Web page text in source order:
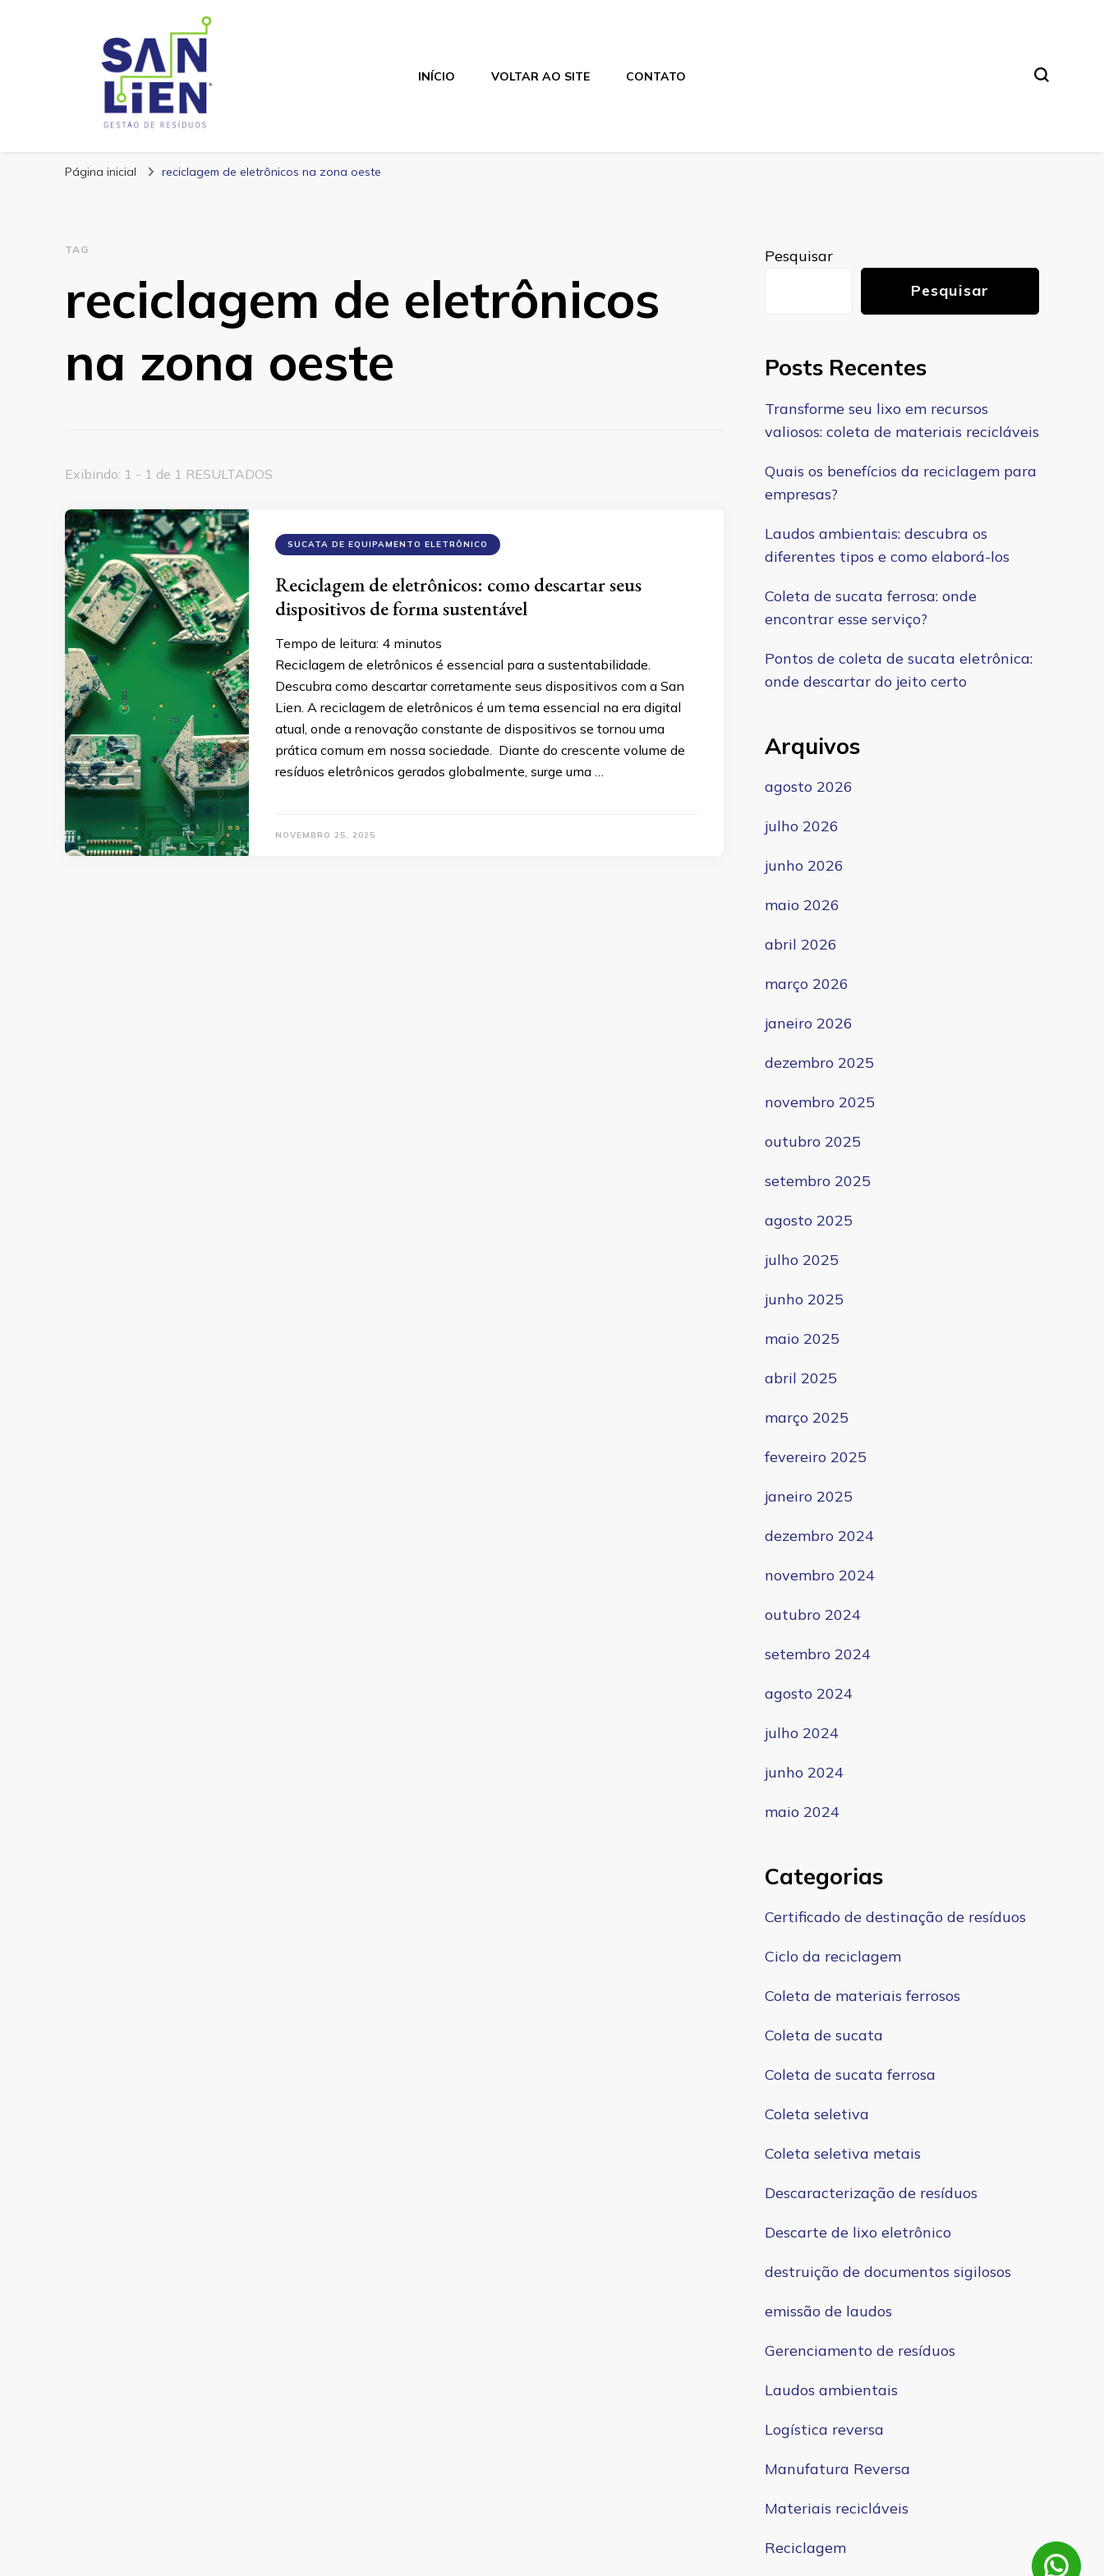
San Lien
INÍCIO VOLTAR AO SITE CONTATO
Página inicial reciclagem de eletrônicos na zona oeste
TAG
reciclagem de eletrônicos
na zona oeste
Exibindo: 1 - 1 de 1 RESULTADOS
SUCATA DE EQUIPAMENTO ELETRÔNICO
Reciclagem de eletrônicos: como descartar seus
dispositivos de forma sustentável
Tempo de leitura: 4 minutos
Reciclagem de eletrônicos é essencial para a sustentabilidade.
Descubra como descartar corretamente seus dispositivos com a San
Lien. A reciclagem de eletrônicos é um tema essencial na era digital
atual, onde a renovação constante de dispositivos se tornou uma
prática comum em nossa sociedade. Diante do crescente volume de
resíduos eletrônicos gerados globalmente, surge uma …
NOVEMBRO 25, 2025
Pesquisar
Pesquisar
Posts Recentes
Transforme seu lixo em recursos
valiosos: coleta de materiais recicláveis
Quais os benefícios da reciclagem para
empresas?
Laudos ambientais: descubra os
diferentes tipos e como elaborá-los
Coleta de sucata ferrosa: onde
encontrar esse serviço?
Pontos de coleta de sucata eletrônica:
onde descartar do jeito certo
Arquivos
agosto 2026
julho 2026
junho 2026
maio 2026
abril 2026
março 2026
janeiro 2026
dezembro 2025
novembro 2025
outubro 2025
setembro 2025
agosto 2025
julho 2025
junho 2025
maio 2025
abril 2025
março 2025
fevereiro 2025
janeiro 2025
dezembro 2024
novembro 2024
outubro 2024
setembro 2024
agosto 2024
julho 2024
junho 2024
maio 2024
Categorias
Certificado de destinação de resíduos
Ciclo da reciclagem
Coleta de materiais ferrosos
Coleta de sucata
Coleta de sucata ferrosa
Coleta seletiva
Coleta seletiva metais
Descaracterização de resíduos
Descarte de lixo eletrônico
destruição de documentos sigilosos
emissão de laudos
Gerenciamento de resíduos
Laudos ambientais
Logística reversa
Manufatura Reversa
Materiais recicláveis
Reciclagem